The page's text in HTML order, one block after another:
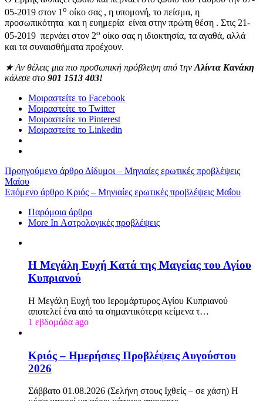
05-2019 στον 1 ο οίκο σας , η υπομονή, το πείσμα, η
προσωπικότητα και η ευημερία είναι στην πρώτη θέση . Στις 21-
05-2019 περνάει στον 2ο οίκο σας η ιδιοκτησία, τα αγαθά, αλλά
και τα συναισθήματα προέχουν.
★Αν θέλεις μια πιο προσωπική πρόβλεψη από την Αλίντα Κανάκη
κάλεσε στο 901 1513 403!
Μοιραστείτε το Facebook
Μοιραστείτε το Twitter
Μοιραστείτε το Pinterest
Μοιραστείτε το Linkedin
Προηγούμενο άρθρο Δίδυμοι – Μηνιαίες ερωτικές προβλέψεις
Μαΐου
Επόμενο άρθρο Kριός – Μηνιαίες ερωτικές προβλέψεις Μαΐου
Παρόμοια άρθρα
More In Αστρολογικές προβλέψεις
Η Μεγάλη Ευχή Κατά της Μαγείας του Αγίου
Κυπριανού
Η Μεγάλη Ευχή του Ιερομάρτυρος Αγίου Κυπριανού
αποτελεί ένα από τα σημαντικότερα κείμενα τ…
1 εβδομάδα ago
Κριός – Ημερήσιες Προβλέψεις Αυγούστου
2026
Σάββατο 01.08.2026 (Σελήνη στους Ιχθείς – σε χάση) Η